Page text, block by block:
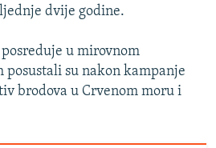
dvije godine.
u mirovnom
posustali su nakon kampanje
brodova u Crvenom moru i